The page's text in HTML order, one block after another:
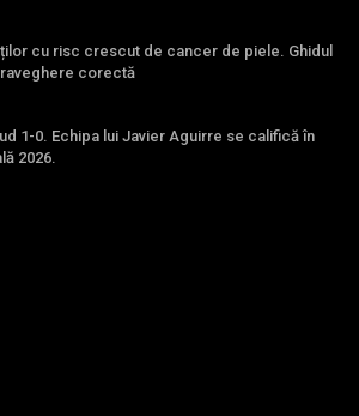
cu risc crescut de cancer de piele. Ghidul
corectă
1-0. Echipa lui Javier Aguirre se califică în
2026.